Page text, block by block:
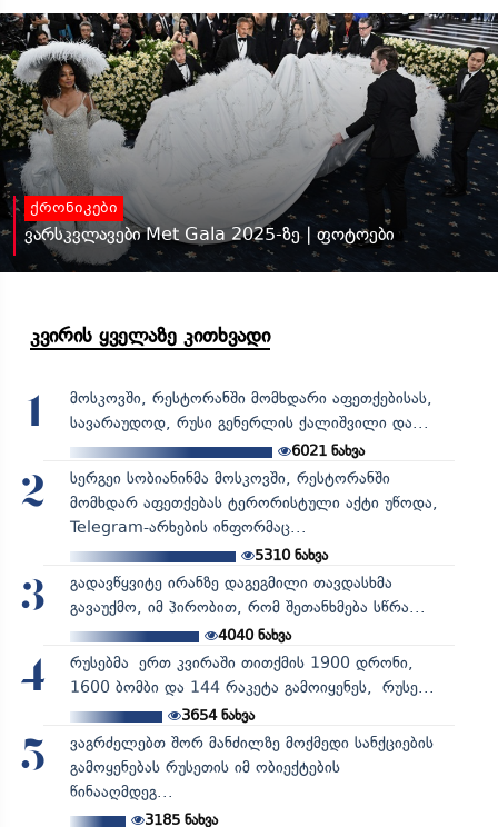
ქრონიკები
ვარსკვლავები Met Gala 2025-ზე | ფოტოები
კვირის ყველაზე კითხვადი
1
მოსკოვში, რესტორანში მომხდარი აფეთქებისას,
სავარაუდოდ, რუსი გენერლის ქალიშვილი და...
6021 ნახვა
2
სერგეი სობიანინმა მოსკოვში, რესტორანში
მომხდარ აფეთქებას ტერორისტული აქტი უწოდა,
Telegram-არხების ინფორმაც...
5310ნახვა
3
გადავწყვიტე ირანზე დაგეგმილი თავდასხმა
გავაუქმო, იმ პირობით, რომ შეთანხმება სწრა...
4040ნახვა
4
რუსებმა ერთ კვირაში თითქმის 1900 დრონი,
1600 ბომბი და 144 რაკეტა გამოიყენეს, რუსე...
3654ნახვა
5
ვაგრძელებთ შორ მანძილზე მოქმედი სანქციების
გამოყენებას რუსეთის იმ ობიექტების
წინააღმდეგ...
3185ნახვა